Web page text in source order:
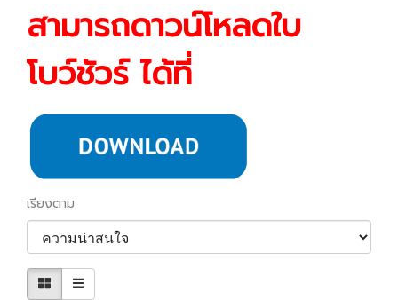
สามารถดาวน์โหลดใบ
โบว์ชัวร์ ได้ที่
เรียงตาม